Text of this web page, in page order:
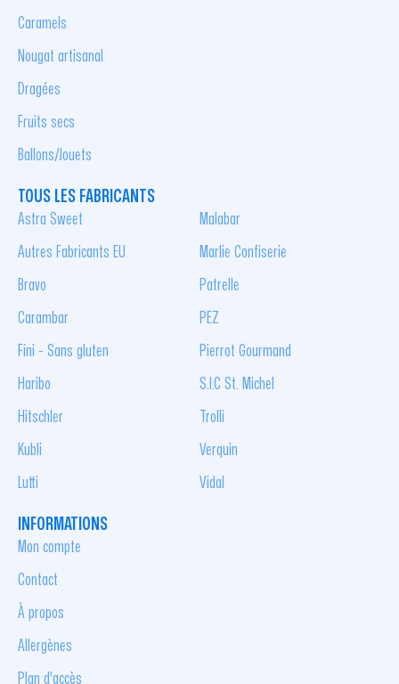
Caramels
Nougat artisanal
Dragées
Fruits secs
Ballons/Jouets
TOUS LES FABRICANTS
Astra Sweet
Autres Fabricants EU
Bravo
Carambar
Fini - Sans gluten
Haribo
Hitschler
Kubli
Lutti
Malabar
Marlie Confiserie
Patrelle
PEZ
Pierrot Gourmand
S.I.C St. Michel
Trolli
Verquin
Vidal
INFORMATIONS
Mon compte
Contact
À propos
Allergènes
Plan d'accès